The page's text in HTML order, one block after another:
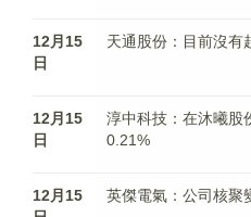
12月15
日
天通股份：目前沒有
12月15
日
淳中科技：在沐曦股
0.21%
12月15
英傑電氣：公司核聚